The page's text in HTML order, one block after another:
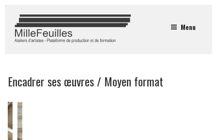
Menu
Encadrer ses œuvres / Moyen format